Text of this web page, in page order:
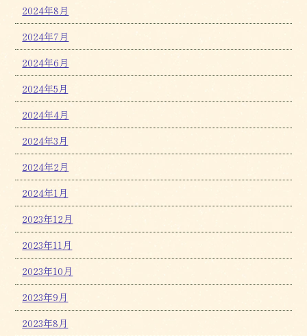
2024年8月
2024年7月
2024年6月
2024年5月
2024年4月
2024年3月
2024年2月
2024年1月
2023年12月
2023年11月
2023年10月
2023年9月
2023年8月